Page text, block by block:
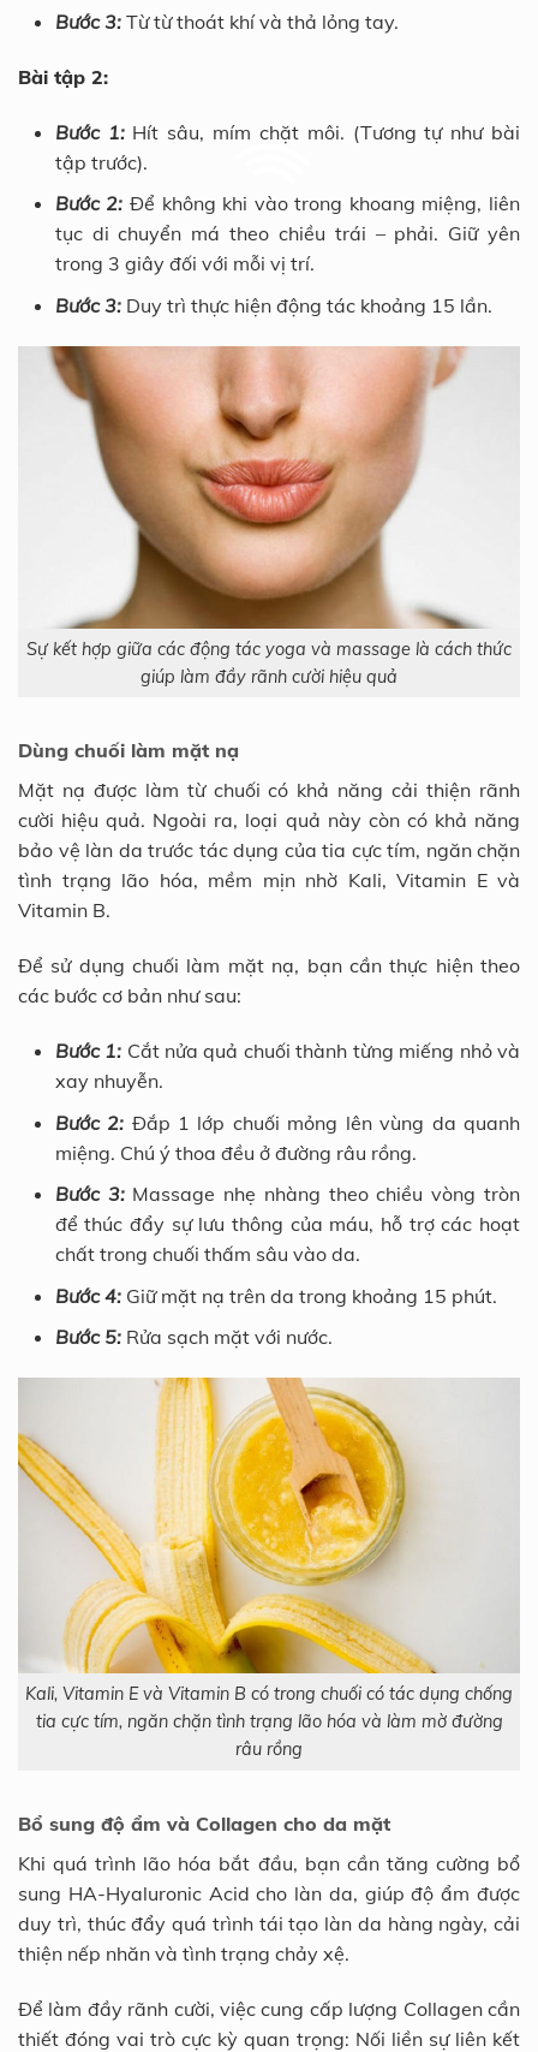
Bước 3: Từ từ thoát khí và thả lỏng tay.
Bài tập 2:
Bước 1: Hít sâu, mím chặt môi. (Tương tự như bài
tập trước).
Bước 2: Để không khi vào trong khoang miệng, liên
tục di chuyển má theo chiều trái – phải. Giữ yên
trong 3 giây đối với mỗi vị trí.
Bước 3: Duy trì thực hiện động tác khoảng 15 lần.
Sự kết hợp giữa các động tác yoga và massage là cách thức
giúp làm đầy rãnh cười hiệu quả
Dùng chuối làm mặt nạ
Mặt nạ được làm từ chuối có khả năng cải thiện rãnh
cười hiệu quả. Ngoài ra, loại quả này còn có khả năng
bảo vệ làn da trước tác dụng của tia cực tím, ngăn chặn
tình trạng lão hóa, mềm mịn nhờ Kali, Vitamin E và
Vitamin B.
Để sử dụng chuối làm mặt nạ, bạn cần thực hiện theo
các bước cơ bản như sau:
Bước 1: Cắt nửa quả chuối thành từng miếng nhỏ và
xay nhuyễn.
Bước 2: Đắp 1 lớp chuối mỏng lên vùng da quanh
miệng. Chú ý thoa đều ở đường râu rồng.
Bước 3:Massage nhẹ nhàng theo chiều vòng tròn
để thúc đẩy sự lưu thông của máu, hỗ trợ các hoạt
chất trong chuối thấm sâu vào da.
Bước 4:Giữ mặt nạ trên da trong khoảng 15 phút.
Bước 5: Rửa sạch mặt với nước.
Kali, Vitamin E và Vitamin B có trong chuối có tác dụng chống
tia cực tím, ngăn chặn tình trạng lão hóa và làm mờ đường
râu rồng
Bổ sung độ ẩm và Collagen cho da mặt
Khi quá trình lão hóa bắt đầu, bạn cần tăng cường bổ
sung HA-Hyaluronic Acid cho làn da, giúp độ ẩm được
duy trì, thúc đẩy quá trình tái tạo làn da hàng ngày, cải
thiện nếp nhăn và tình trạng chảy xệ.
Để làm đầy rãnh cười, việc cung cấp lượng Collagen cần
thiết đóng vai trò cực kỳ quan trọng: Nối liền sự liên kết